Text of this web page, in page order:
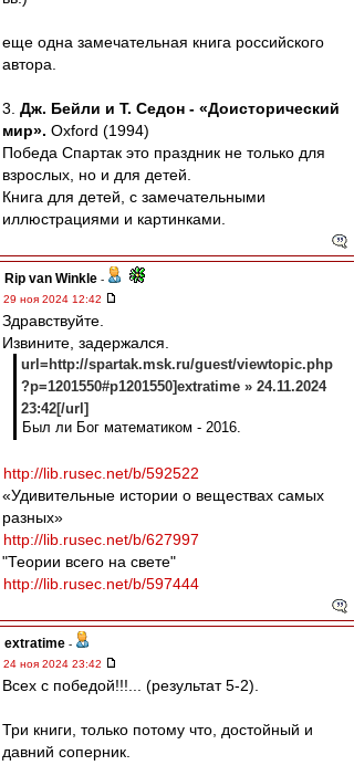
еще одна замечательная книга российского
автора.
3. Дж. Бейли и Т. Седон - «Доисторический
мир». Oxford (1994)
Победа Спартак это праздник не только для
взрослых, но и для детей.
Книга для детей, с замечательными
иллюстрациями и картинками.
Rip van Winkle -
29 ноя 2024 12:42
Здравствуйте.
Извините, задержался.
url=http://spartak.msk.ru/guest/viewtopic.php
?p=1201550#p1201550]extratime » 24.11.2024
23:42[/url]
Был ли Бог математиком - 2016.
http://lib.rusec.net/b/592522
«Удивительные истории о веществах самых
разных»
http://lib.rusec.net/b/627997
"Теории всего на свете"
http://lib.rusec.net/b/597444
extratime -
24 ноя 2024 23:42
Всех с победой!!!... (результат 5-2).
Три книги, только потому что, достойный и
давний соперник.